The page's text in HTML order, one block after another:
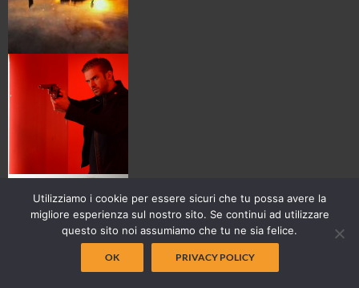
Utilizziamo i cookie per essere sicuri che tu possa avere la
migliore esperienza sul nostro sito. Se continui ad utilizzare
questo sito noi assumiamo che tu ne sia felice.
OK PRIVACY POLICY